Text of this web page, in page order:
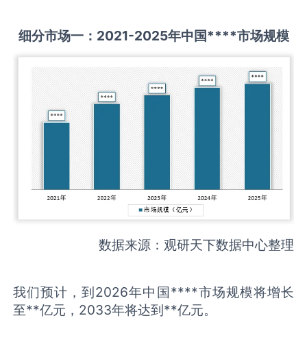
细分市场一： 2021-2025年中国****市场规模
数据来源：观研天下数据中心整理
我们预计，到2026年中国****市场规模将增长
至**亿元，2033年将达到**亿元。